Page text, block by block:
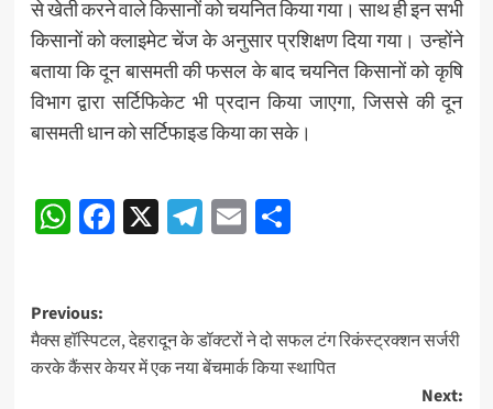
से खेती करने वाले किसानों को चयनित किया गया। साथ ही इन सभी
किसानों को क्लाइमेट चेंज के अनुसार प्रशिक्षण दिया गया। उन्होंने
बताया कि दून बासमती की फसल के बाद चयनित किसानों को कृषि
विभाग द्वारा सर्टिफिकेट भी प्रदान किया जाएगा, जिससे की दून
बासमती धान को सर्टिफाइड किया का सके।
Post
navigation
WhatsApp
Facebook
X Telegram
EmailShare
Post
navigation
Previous:
मैक्स हॉस्पिटल, देहरादून के डॉक्टरों ने दो सफल टंग रिकंस्ट्रक्शन सर्जरी
करके कैंसर केयर में एक नया बेंचमार्क किया स्थापित
Next: